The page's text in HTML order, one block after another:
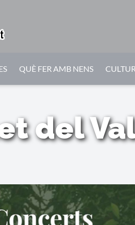
QUÈ FER AMB NENS
del